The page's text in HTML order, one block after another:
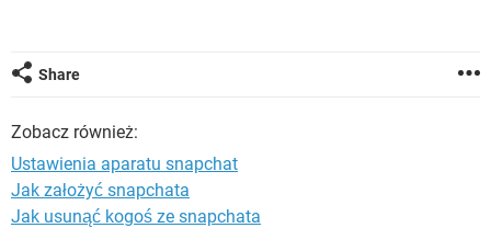
Share
Zobacz również:
Ustawienia aparatu snapchat
Jak założyć snapchata
Jak usunąć kogoś ze snapchata